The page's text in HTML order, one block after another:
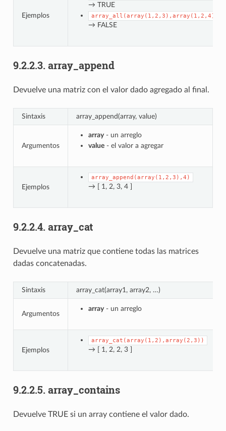
Ejemplos
→ TRUE
array_all(array(1,2,3),array(1,2,4))
→ FALSE
9.2.2.3. array_append
Devuelve una matriz con el valor dado agregado al final.
Sintaxis array_append(array, value)
Argumentos
array- un arreglo
value- el valor a agregar
Ejemplos
array_append(array(1,2,3),4)
→ [ 1, 2, 3, 4 ]
9.2.2.4. array_cat
Devuelve una matriz que contiene todas las matrices
dadas concatenadas.
Sintaxis array_cat(array1, array2, …)
Argumentos
array- un arreglo
Ejemplos
array_cat(array(1,2),array(2,3))
→ [ 1, 2, 2, 3 ]
9.2.2.5. array_contains
Devuelve TRUE si un array contiene el valor dado.